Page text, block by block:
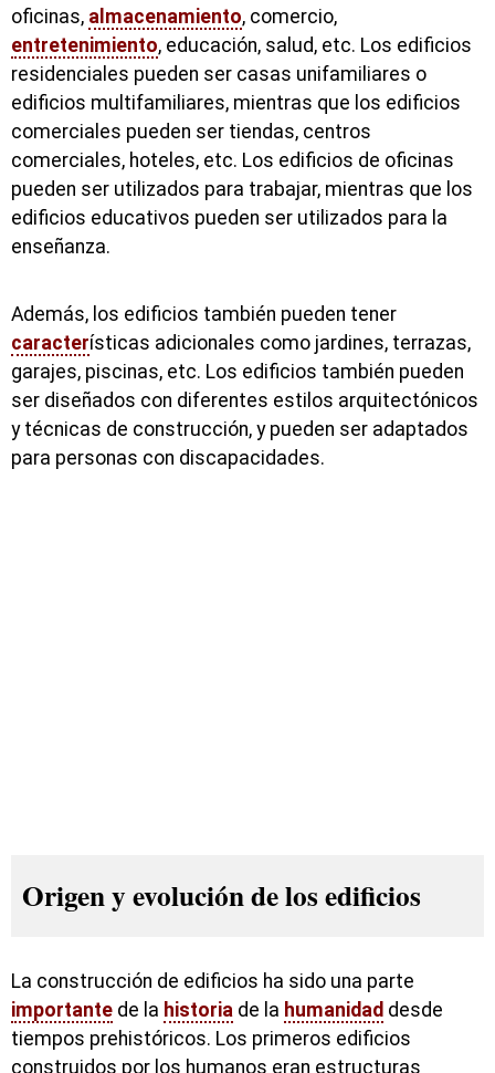
oficinas, almacenamiento, comercio,
entretenimiento, educación, salud, etc. Los edificios
residenciales pueden ser casas unifamiliares o
edificios multifamiliares, mientras que los edificios
comerciales pueden ser tiendas, centros
comerciales, hoteles, etc. Los edificios de oficinas
pueden ser utilizados para trabajar, mientras que los
edificios educativos pueden ser utilizados para la
enseñanza.
Además, los edificios también pueden tener
características adicionales como jardines, terrazas,
garajes, piscinas, etc. Los edificios también pueden
ser diseñados con diferentes estilos arquitectónicos
y técnicas de construcción, y pueden ser adaptados
para personas con discapacidades.
Origen y evolución de los edificios
La construcción de edificios ha sido una parte
importante de la historia de la humanidad desde
tiempos prehistóricos. Los primeros edificios
construidos por los humanos eran estructuras